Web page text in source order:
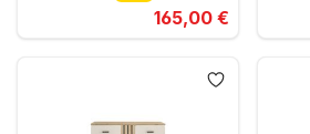
165,00 €